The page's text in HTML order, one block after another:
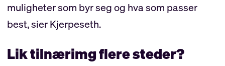
muligheter som byr seg og hva som passer
best, sier Kjerpeseth.
Lik tilnærimg flere steder?